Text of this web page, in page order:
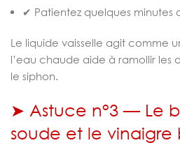
✔ Patientez quelques minutes
Le liquide vaisselle agit comme
l’eau chaude aide à ramollir les
le siphon.
➤ Astuce n°3 — Le
soude et le vinaigre